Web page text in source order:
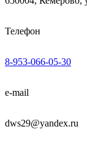
Телефон
8-953-066-05-30
e-mail
dws29@yandex.ru